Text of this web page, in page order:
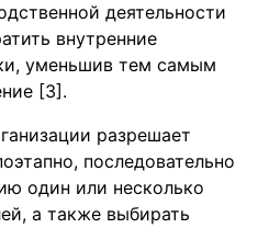
деятельности
внутренние
уменьшив тем самым
[3].
разрешает
последовательно
один или несколько
а также выбирать